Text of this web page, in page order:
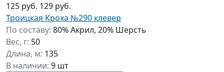
125 руб. 129 руб.
Троицкая Кроха №290 клевер
По составу: 80% Акрил, 20% Шерсть
Вес, г: 50
Длина, м: 135
В наличии: 9 шт